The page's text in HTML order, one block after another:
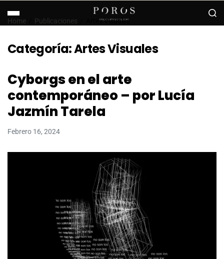
Home Publicaciones Artes Visuales
Categoría:Artes Visuales
Cyborgs en el arte
contemporáneo – por Lucía
Jazmín Tarela
Febrero 16, 2024